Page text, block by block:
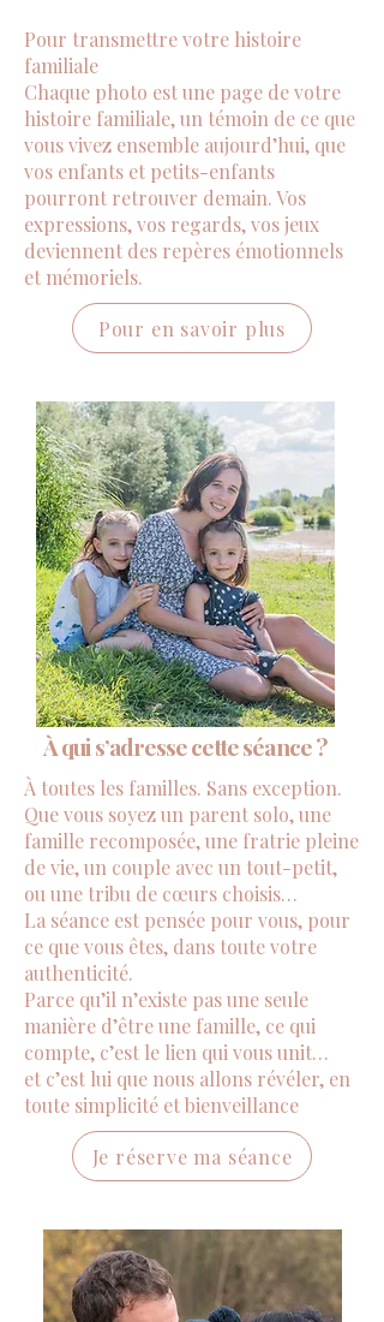
Pour transmettre votre histoire
familiale
Chaque photo est une page de votre
histoire familiale, un témoin de ce que
vous vivez ensemble aujourd’hui, que
vos enfants et petits-enfants
pourront retrouver demain. Vos
expressions, vos regards, vos jeux
deviennent des repères émotionnels
et mémoriels.
Pour en savoir plus
À qui s’adresse cette séance ?
À toutes les familles. Sans exception.
Que vous soyez un parent solo, une
famille recomposée, une fratrie pleine
de vie, un couple avec un tout-petit,
ou une tribu de cœurs choisis…
La séance est pensée pour vous, pour
ce que vous êtes, dans toute votre
authenticité.
Parce qu’il n’existe pas une seule
manière d’être une famille, ce qui
compte, c’est le lien qui vous unit…
et c’est lui que nous allons révéler, en
toute simplicité et bienveillance
Je réserve ma séance